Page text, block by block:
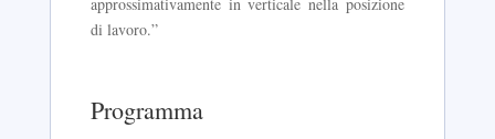
di lavoro.”
Programma